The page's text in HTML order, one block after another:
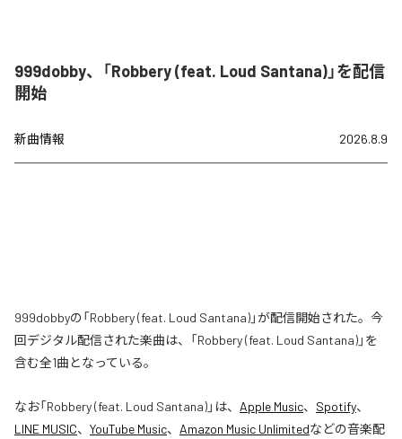
999dobby、「Robbery (feat. Loud Santana)」を配信
開始
新曲情報 2026.8.9
999dobbyの「Robbery (feat. Loud Santana)」が配信開始された。今
回デジタル配信された楽曲は、「Robbery (feat. Loud Santana)」を
含む全1曲となっている。
なお「Robbery (feat. Loud Santana)」は、 Apple Music、 Spotify、
LINE MUSIC、 YouTube Music、 Amazon Music Unlimitedなどの音楽配